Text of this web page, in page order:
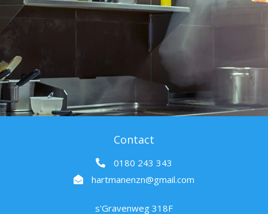
Contact
0180 243 343
hartmanenzn@gmail.com
s'Gravenweg 318F